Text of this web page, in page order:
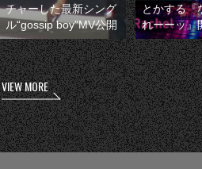
チャーした最新シング
ル“gossip boy”MV公開
とかする『
れーーッ』
VIEW MORE